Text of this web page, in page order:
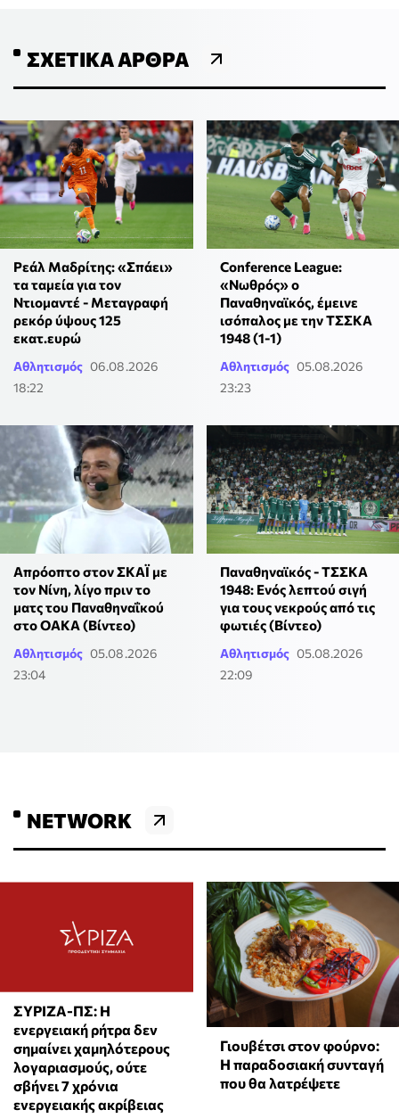
ΣΧΕΤΙΚΆ ΆΡΘΡΑ
Ρεάλ Μαδρίτης: «Σπάει»
τα ταμεία για τον
Ντιομαντέ - Μεταγραφή
ρεκόρ ύψους 125
εκατ.ευρώ
Αθλητισμός 06.08.2026
18:22
Conference League:
«Νωθρός» ο
Παναθηναϊκός, έμεινε
ισόπαλος με την ΤΣΣΚΑ
1948 (1-1)
Αθλητισμός 05.08.2026
23:23
Απρόοπτο στον ΣΚΑΪ με
τον Νίνη, λίγο πριν το
ματς του Παναθηναΐκού
στο ΟΑΚΑ (Βίντεο)
Αθλητισμός 05.08.2026
23:04
Παναθηναϊκός - ΤΣΣΚΑ
1948: Ενός λεπτού σιγή
για τους νεκρούς από τις
φωτιές (Βίντεο)
Αθλητισμός 05.08.2026
22:09
NETWORK
ΣΥΡΙΖΑ-ΠΣ: Η
ενεργειακή ρήτρα δεν
σημαίνει χαμηλότερους
λογαριασμούς, ούτε
σβήνει 7 χρόνια
ενεργειακής ακρίβειας
Γιουβέτσι στον φούρνο:
Η παραδοσιακή συνταγή
που θα λατρέψετε